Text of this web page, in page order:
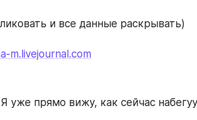
и все данные раскрывать)
m.livejournal.com
уже прямо вижу, как сейчас